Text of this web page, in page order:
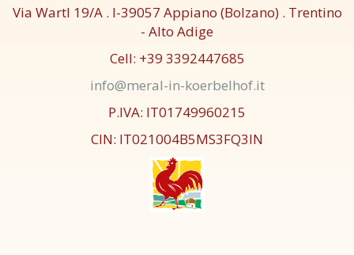
Via Wartl 19/A . I-39057 Appiano (Bolzano) . Trentino
- Alto Adige
Cell: +39 3392447685
info@meral-in-koerbelhof.it
P.IVA: IT01749960215
CIN: IT021004B5MS3FQ3IN